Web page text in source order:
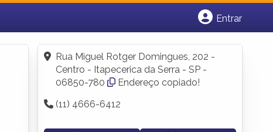
Entrar
Fazer login
Criar conta
Rua Miguel Rotger Domingues, 202 -
Centro - Itapecerica da Serra - SP -
06850-780
Endereço copiado!
(11) 4666-6412